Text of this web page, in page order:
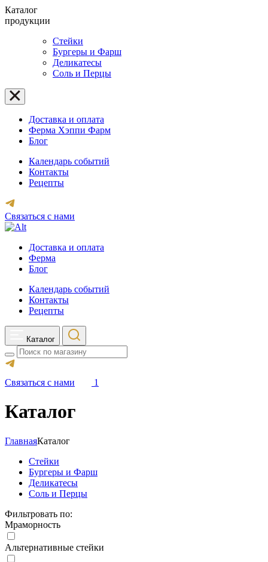
Каталог
продукции
Стейки
Бургеры и Фарш
Деликатесы
Соль и Перцы
Доставка и оплата
Ферма Хэппи Фарм
Блог
Календарь событий
Контакты
Рецепты
Связаться с нами
Доставка и оплата
Ферма
Блог
Календарь событий
Контакты
Рецепты
Каталог
Search
Связаться с нами 1
Каталог
ГлавнаяКаталог
Стейки
Бургеры и Фарш
Деликатесы
Соль и Перцы
Фильтровать по:
Мраморность
Альтернативные стейки